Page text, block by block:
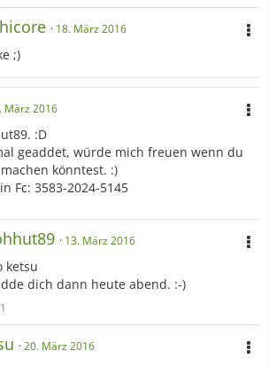
18. März 2016
;)
März 2016
:D
geaddet, würde mich freuen wenn du
könntest. :)
Fc: 3583-2024-5145
13. März 2016
ketsu
dich dann heute abend. :-)
1
20. März 2016